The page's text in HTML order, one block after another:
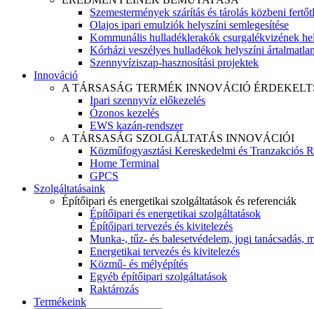
Szemestermények szárítás és tárolás közbeni
Olajos ipari emulziók helyszíni semlegesítése
Kommunális hulladéklerakók csurgalékvizének
Kórházi veszélyes hulladékok helyszíni
Szennyvíziszap-hasznosítási projektek
Innováció
A TÁRSASÁG TERMÉK INNOVÁCIÓ
Ipari szennyvíz előkezelés
Ózonos kezelés
EWS kazán-rendszer
A TÁRSASÁG SZOLGÁLTATÁS INNOVÁCIÓI
Közműfogyasztási Kereskedelmi és Tranzakciós
Home Terminal
GPCS
Szolgáltatásaink
Építőipari és energetikai szolgáltatások és referenciák
Építőipari és energetikai szolgáltatások
Építőipari tervezés és kivitelezés
Munka-, tűz- és balesetvédelem, jogi tanácsadás,
Energetikai tervezés és kivitelezés
Közmű- és mélyépítés
Egyéb építőipari szolgáltatások
Raktározás
Termékeink